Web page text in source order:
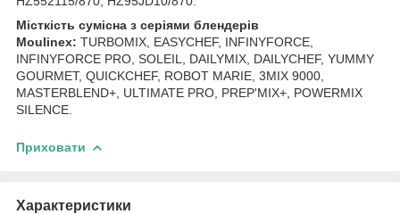
Місткість сумісна з серіями блендерів
Moulinex: TURBOMIX, EASYCHEF, INFINYFORCE,
INFINYFORCE PRO, SOLEIL, DAILYMIX, DAILYCHEF, YUMMY
GOURMET, QUICKCHEF, ROBOT MARIE, 3MIX 9000,
MASTERBLEND+, ULTIMATE PRO, PREP'MIX+, POWERMIX
SILENCE.
Приховати
Характеристики